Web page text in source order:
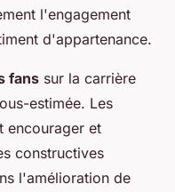
l'engagement
d'appartenance.
fans sur la carrière
estimée. Les
encourager et
constructives
l'amélioration de